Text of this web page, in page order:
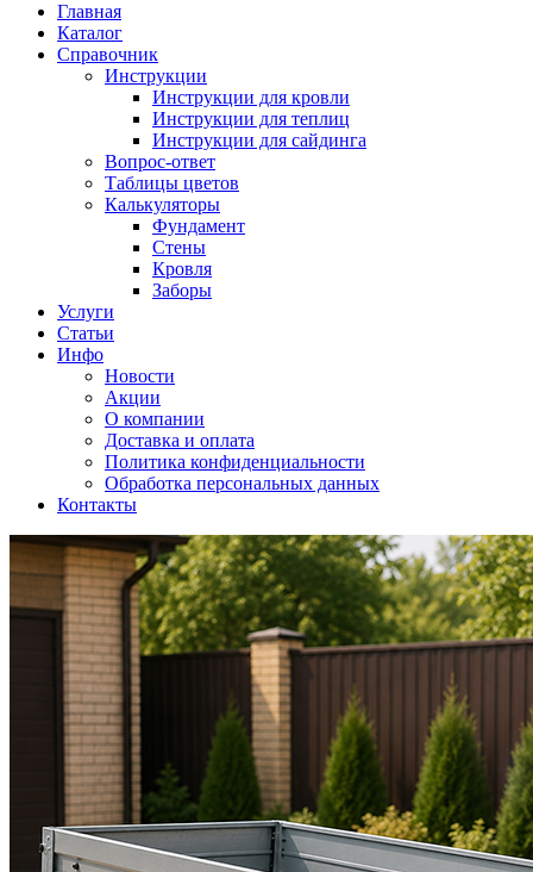
Главная
Каталог
Cправочник
Инструкции
Инструкции для кровли
Инструкции для теплиц
Инструкции для сайдинга
Вопрос-ответ
Таблицы цветов
Калькуляторы
Фундамент
Стены
Кровля
Заборы
Услуги
Статьи
Инфо
Новости
Акции
О компании
Доставка и оплата
Политика конфиденциальности
Обработка персональных данных
Контакты